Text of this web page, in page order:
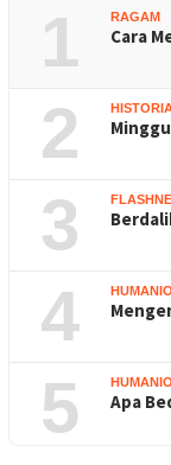
1 RAGAM
Cara
2
3
4
5 Apa